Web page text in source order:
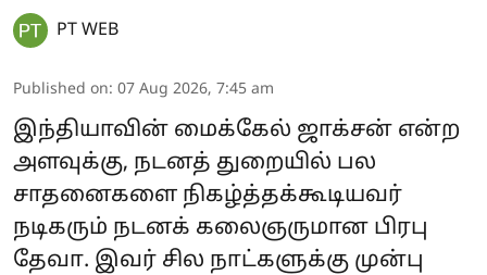
PT WEB
Published on: 07 Aug 2026, 7:45 am
இந்தியாவின் மைக்கேல் ஜாக்சன் என்ற
அளவுக்கு, நடனத் துறையில் பல
சாதனைகளை நிகழ்த்தக்கூடியவர்
நடிகரும் நடனக் கலைஞருமான பிரபு
தேவா. இவர் சில நாட்களுக்கு முன்பு